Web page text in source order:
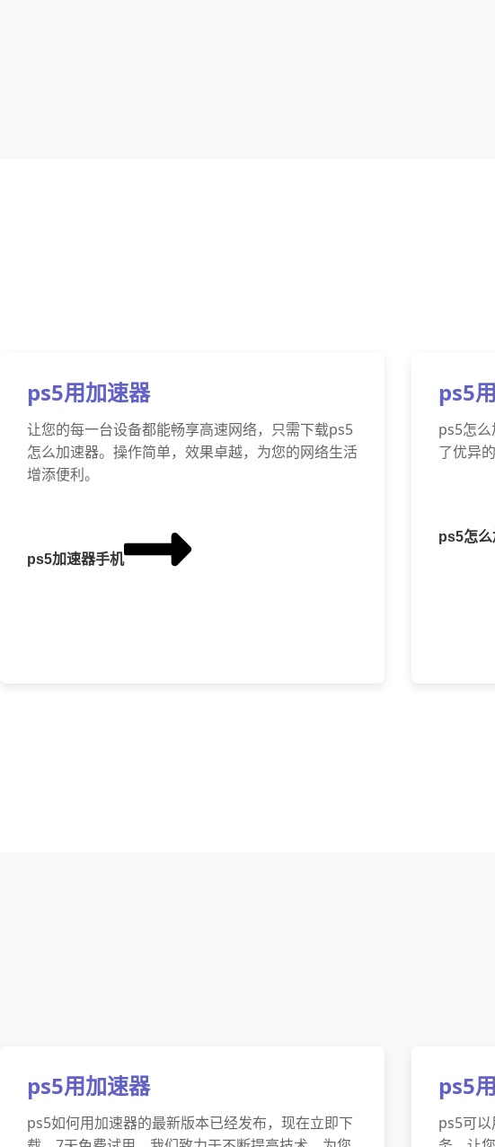
ps5用加速器
让您的每一台设备都能畅享高速网络，只需下载ps5
怎么加速器。操作简单，效果卓越，为您的网络生活
增添便利。
ps5加速器手机
ps5
ps5怎
了优异
ps5怎
ps5用加速器
ps5如何用加速器的最新版本已经发布，现在立即下
ps5
ps5可